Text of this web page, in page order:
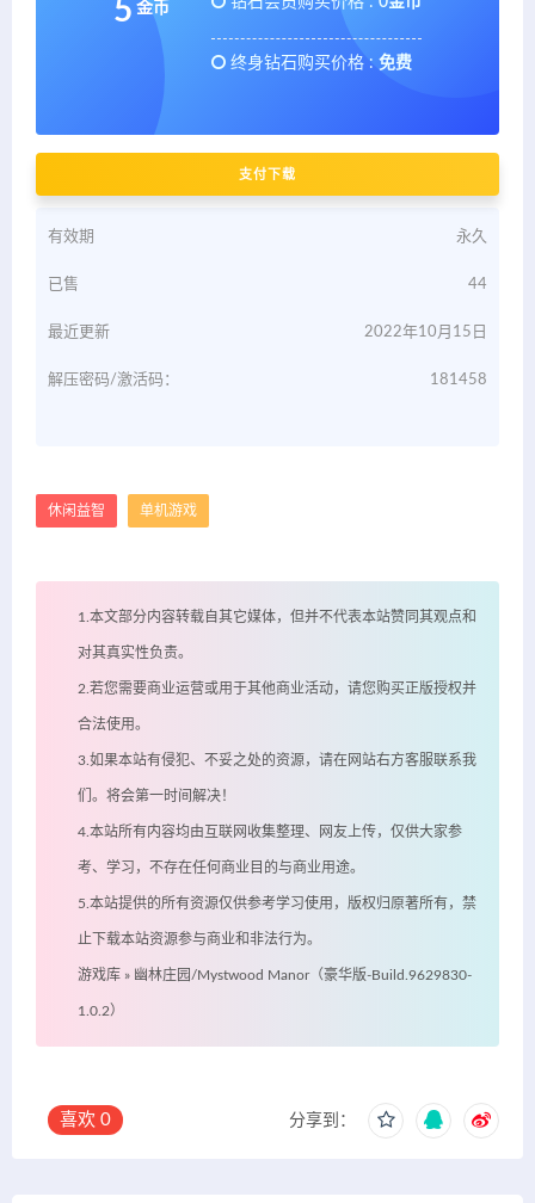
5 金币
终身钻石购买价格 : 免费
支付下载
有效期 永久
已售 44
最近更新 2022年10月15日
解压密码/激活码： 181458
休闲益智 单机游戏
1.本文部分内容转载自其它媒体，但并不代表本站赞同其观点和
对其真实性负责。
2.若您需要商业运营或用于其他商业活动，请您购买正版授权并
合法使用。
3.如果本站有侵犯、不妥之处的资源，请在网站右方客服联系我
们。将会第一时间解决！
4.本站所有内容均由互联网收集整理、网友上传，仅供大家参
考、学习，不存在任何商业目的与商业用途。
5.本站提供的所有资源仅供参考学习使用，版权归原著所有，禁
止下载本站资源参与商业和非法行为。
游戏库 » 幽林庄园/Mystwood Manor（豪华版-Build.9629830-
1.0.2）
喜欢 0 分享到：